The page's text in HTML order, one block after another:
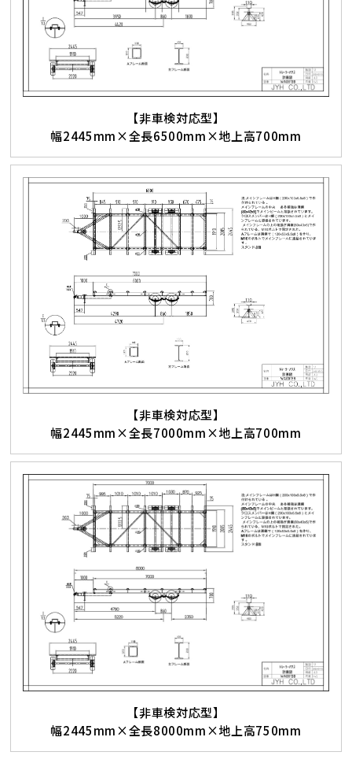
【非車検対応型】
幅2445mm×全長6500mm×地上高700mm
【非車検対応型】
幅2445mm×全長7000mm×地上高700mm
【非車検対応型】
幅2445mm×全長8000mm×地上高750mm